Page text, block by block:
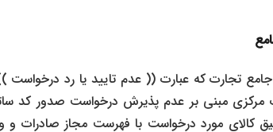
تجارت که عبارت (( عدم تایید یا رد
مرکزی مبنی بر عدم پذیرش درخواست صدور کد
کالای مورد درخواست با فهرست مجاز صادرات و